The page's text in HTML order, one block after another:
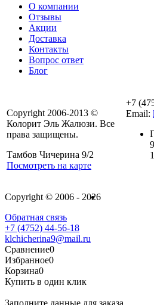
О компании
Отзывы
Акции
Доставка
Контакты
Вопрос ответ
Блог
Copyright 2006-2013 ©
Колорит Эль Жалюзи. Все
права защищены.
Тамбов Чичерина 9/2
Посмотреть на карте
+7
Email:
Copyright © 2006 - 2026
Обратная связь
+7 (4752) 44-56-18
klchicherina9@mail.ru
Сравнение0
Избранное0
Корзина0
Купить в один клик
Заполните данные для заказа